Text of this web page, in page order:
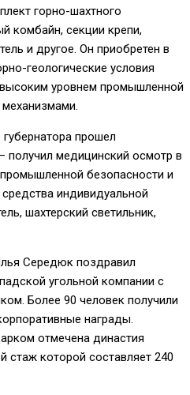
горно-шахтного
комбайн, секции крепи,
и другое. Он приобретен в
геологические условия
уровнем промышленной
прошел
получил медицинский осмотр в
безопасности и
индивидуальной
шахтерский светильник,
Середюк поздравил
угольной компании с
Более 90 человек получили
награды.
отмечена династия
стаж которой составляет 240